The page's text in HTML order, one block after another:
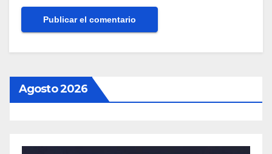
Agosto 2026